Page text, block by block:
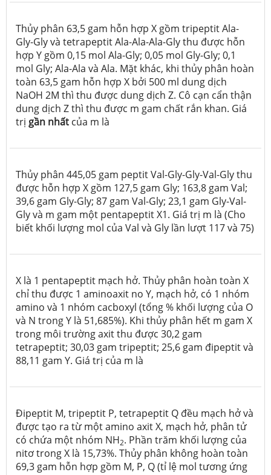
Thủy phân 63,5 gam hỗn hợp X gồm tripeptit Ala-
Gly-Gly và tetrapeptit Ala-Ala-Ala-Gly thu được hỗn
hợp Y gồm 0,15 mol Ala-Gly; 0,05 mol Gly-Gly; 0,1
mol Gly; Ala-Ala và Ala. Mặt khác, khi thủy phân hoàn
toàn 63,5 gam hỗn hợp X bởi 500 ml dung dịch
NaOH 2M thì thu được dung dịch Z. Cô cạn cẩn thận
dung dịch Z thì thu được m gam chất rắn khan. Giá
trị gần nhất của m là
Thủy phân 445,05 gam peptit Val-Gly-Gly-Val-Gly thu
được hỗn hợp X gồm 127,5 gam Gly; 163,8 gam Val;
39,6 gam Gly-Gly; 87 gam Val-Gly; 23,1 gam Gly-Val-
Gly và m gam một pentapeptit X1. Giá trị m là (Cho
biết khối lượng mol của Val và Gly lần lượt 117 và 75)
X là 1 pentapeptit mạch hở. Thủy phân hoàn toàn X
chỉ thu được 1 aminoaxit no Y, mạch hở, có 1 nhóm
amino và 1 nhóm cacboxyl (tổng % khối lượng của O
và N trong Y là 51,685%). Khi thủy phân hết m gam X
trong môi trường axit thu được 30,2 gam
tetrapeptit; 30,03 gam tripeptit; 25,6 gam đipeptit và
88,11 gam Y. Giá trị của m là
Đipeptit M, tripeptit P, tetrapeptit Q đều mạch hở và
được tạo ra từ một amino axit X, mạch hở, phân tử
có chứa một nhóm NH2. Phần trăm khối lượng của
nitơ trong X là 15,73%. Thủy phân không hoàn toàn
69,3 gam hỗn hợp gồm M, P, Q (tỉ lệ mol tương ứng